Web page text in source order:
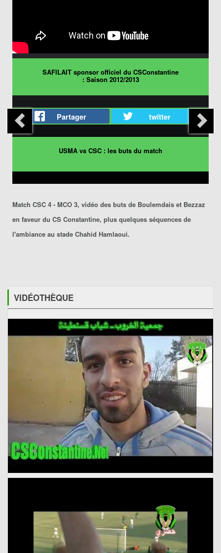
SAFILAIT sponsor officiel du CSConstantine
: Saison 2012/2013
Partager twitter
USMA vs CSC : les buts du match
Match CSC 4 - MCO 3, vidéo des buts de Boulemdais et Bezzaz
en faveur du CS Constantine, plus quelques séquences de
l'ambiance au stade Chahid Hamlaoui.
VIDÉOTHÈQUE